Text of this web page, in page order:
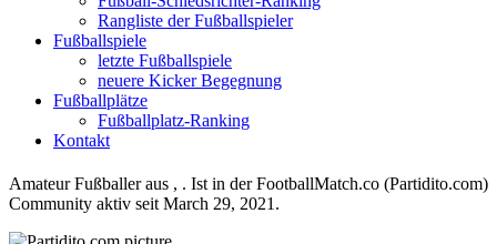
Rangliste der Fußballspieler
Fußballspiele
letzte Fußballspiele
neuere Kicker Begegnung
Fußballplätze
Fußballplatz-Ranking
Kontakt
Amateur Fußballer aus , . Ist in der FootballMatch.co (Partidito.com)
Community aktiv seit March 29, 2021.